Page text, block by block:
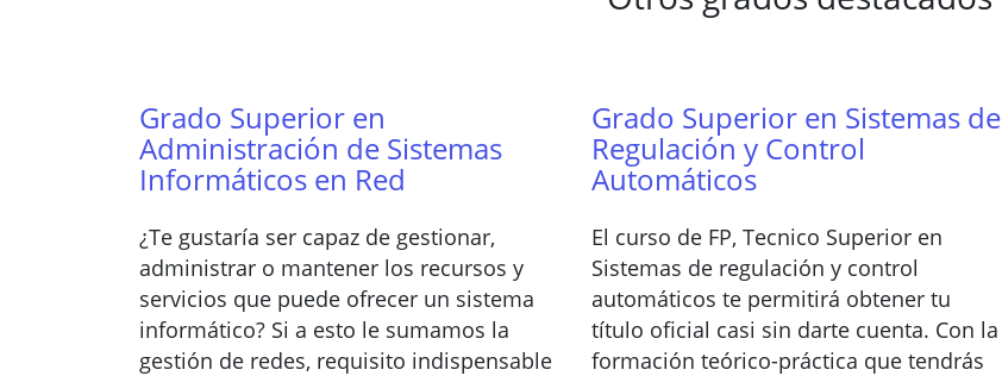
Grado Superior en
Administración de Sistemas
Informáticos en Red
¿Te gustaría ser capaz de gestionar,
administrar o mantener los recursos y
servicios que puede ofrecer un sistema
informático? Si a esto le sumamos la
gestión de redes, requisito indispensable
Grado Superior en Sistemas de
Regulación y Control
Automáticos
El curso de FP, Tecnico Superior en
Sistemas de regulación y control
automáticos te permitirá obtener tu
título oficial casi sin darte cuenta. Con la
formación teórico-práctica que tendrás